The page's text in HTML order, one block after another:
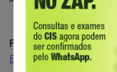
Fonte:
Escola do Parlamento